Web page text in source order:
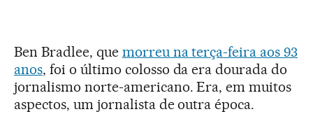
Ben Bradlee, que morreu na terça-feira aos 93
anos, foi o último colosso da era dourada do
jornalismo norte-americano. Era, em muitos
aspectos, um jornalista de outra época.